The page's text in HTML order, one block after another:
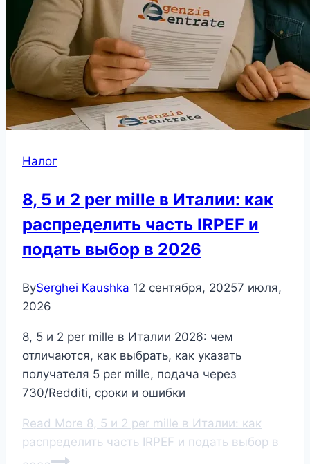
Налог
8, 5 и 2 per mille в Италии: как
распределить часть IRPEF и
подать выбор в 2026
BySerghei Kaushka 12 сентября, 20257 июля,
2026
8, 5 и 2 per mille в Италии 2026: чем
отличаются, как выбрать, как указать
получателя 5 per mille, подача через
730/Redditi, сроки и ошибки
Read More 8, 5 и 2 per mille в Италии: как
распределить часть IRPEF и подать выбор в